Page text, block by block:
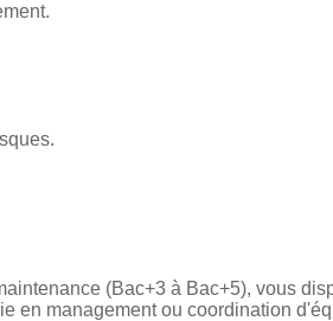
(Bac+3 à Bac+5), vous
en management ou coordination